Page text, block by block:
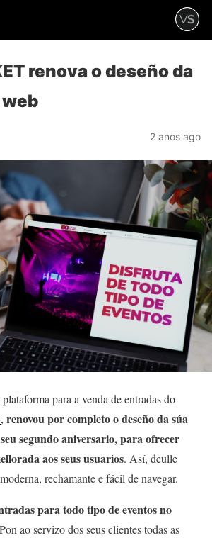
renova o deseño da
2 anos ago
plataforma para a venda de entradas do
, renovou por completo o deseño da súa
segundo aniversario, para ofrecer
aos seus usuarios. Así, deulle
rechamante e fácil de navegar.
para todo tipo de eventos no
ao servizo dos seus clientes todas as